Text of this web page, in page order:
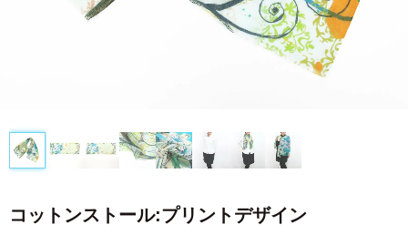
コットンストール:プリントデザイン